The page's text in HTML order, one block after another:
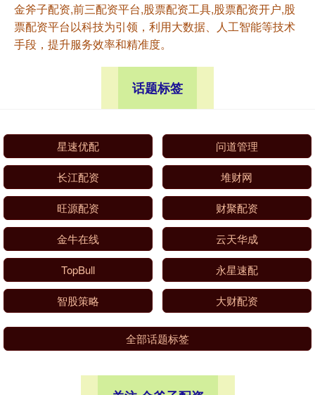
金斧子配资,前三配资平台,股票配资工具,股票配资开户,股
票配资平台以科技为引领，利用大数据、人工智能等技术
手段，提升服务效率和精准度。
话题标签
星速优配 问道管理
长江配资 堆财网
旺源配资 财聚配资
金牛在线 云天华成
TopBull 永星速配
智股策略 大财配资
全部话题标签